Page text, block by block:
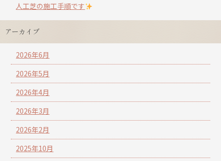
人工芝の施工手順です
アーカイブ
2026年6月
2026年5月
2026年4月
2026年3月
2026年2月
2025年10月